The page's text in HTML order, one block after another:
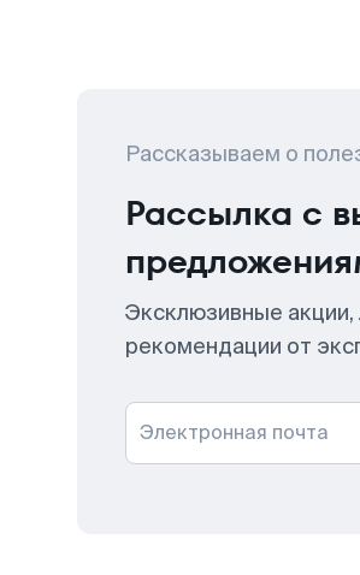
Рассказываем о
Рассылка с
Эксклюзивные
рекомендации от
Электронная почта